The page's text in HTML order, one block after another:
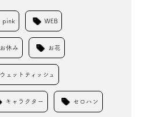
pink WEB
お休み お花
ウェットティッシュ
キャラクター セロハン